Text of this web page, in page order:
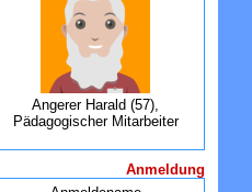
Angerer Harald (57),
Pädagogischer Mitarbeiter
Anmeldung